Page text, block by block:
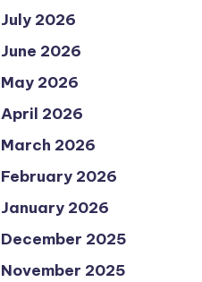
July 2026
June 2026
May 2026
April 2026
March 2026
February 2026
January 2026
December 2025
November 2025